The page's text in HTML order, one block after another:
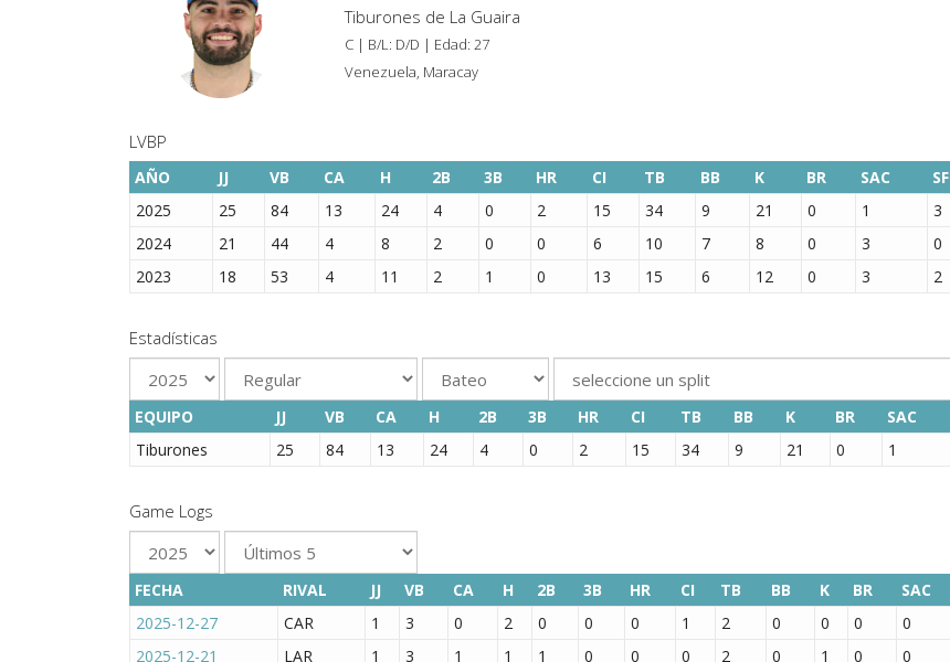
Tiburones de La Guaira
C | B/L: D/D | Edad: 27
Venezuela, Maracay
LVBP
AÑO JJ VB CA H 2B 3B HR CI TB BB K BR SAC SF
2025
25 84 13 24 4 0 2 15 34 9 21 0 1 3
2024
21 44 4 8 2 0 0 6 10 7 8 0 3 0
2023
18 53 4 11 2 1 0 13 15 6 12 0 3 2
Estadísticas
EQUIPO JJ VB CA H 2B 3B HR CI TB BB K BR SAC
Tiburones
25 84 13 24 4 0 2 15 34 9 21 0 1
Game Logs
FECHA RIVAL JJ VB CA H 2B 3B HR CI TB BB K BR SAC
2025-12-27
CAR 1 3 0 2 0 0 0 1 2 0 0 0 0
2025-12-21
LAR 1 3 1 1 1 0 0 0 2 0 1 0 0